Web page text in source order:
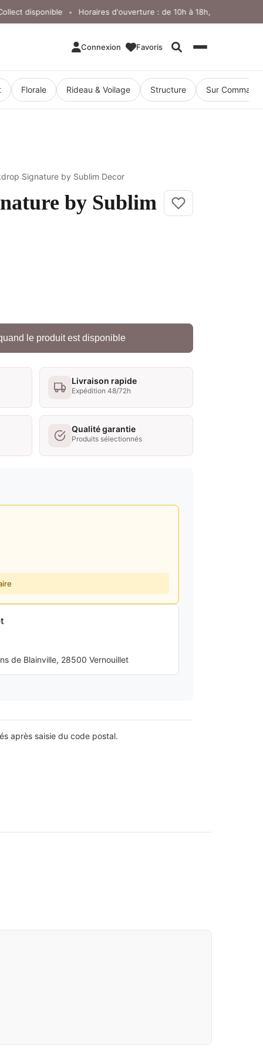
disponible • Horaires d'ouverture : de 10h à 18h, du lundi au
Connexion Favoris
Rechercher
Florale Rideau & Voilage Structure Sur
Signature by Sublim Decor
by Sublim
le produit est disponible
Livraison rapide
Expédition 48/72h
Qualité garantie
Produits sélectionnés
de Blainville, 28500 Vernouillet
après saisie du code postal.